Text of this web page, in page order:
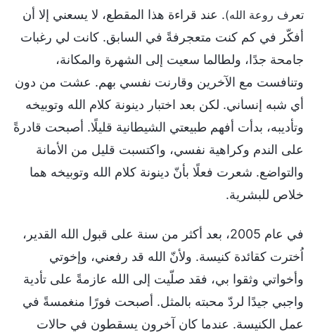
تعرف روعة الله). عند قراءة هذا المقطع، لا يسعني إلا أن
أفكّر في كم كنت متعجرفةً في السابق. كانت لي رغبات
جامحة جدًا، ولطالما سعيت إلى الشهرة والمكانة،
وتنافست مع الآخرين وقارنت نفسي بهم. عشت من دون
أي شبه إنساني. لكن بعد اختبار دينونة كلام الله وتوبيخه
وتأديبه، بدأت أفهم طبيعتي الشيطانية قليلًا. أصبحت قادرةً
على الندم وكراهية نفسي، واكتسبت قليل من الأمانة
والتواضع. شعرت فعلًا بأنّ دينونة كلام الله وتوبيخه هما
خلاص للبشرية.
في عام 2005، بعد أكثر من سنة على قبول الله القدير،
اُخترت كقائدة كنيسة. ولأنّ الله قد رفعني، وإخوتي
وأخواتي وثقوا بي، فقد صلّيت إلى الله عازمةً على تأدية
واجبي جيدًا لردّ محبته بالمثل. أصبحت فورًا منغمسةً في
عمل الكنيسة. عندما كان آخرون يسقطون في حالات